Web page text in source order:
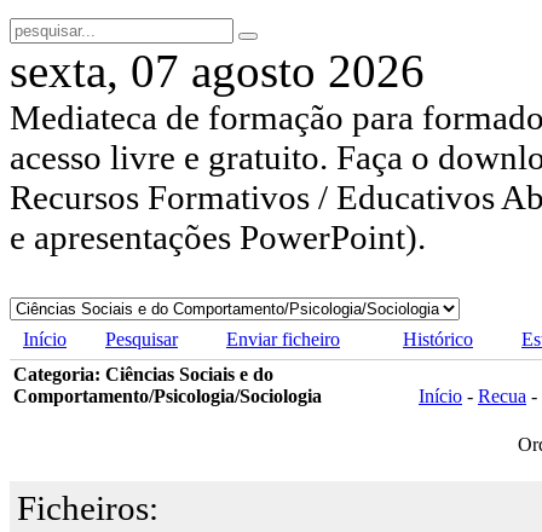
sexta, 07 agosto 2026
Mediateca de formação para
acesso livre e gratuito. Faça o
Recursos Formativos / Educativos
e apresentações PowerPoint).
Início Pesquisar Enviar ficheiro Histórico
Categoria: Ciências Sociais e do
Comportamento/Psicologia/Sociologia
Início - Recua -
Ficheiros: